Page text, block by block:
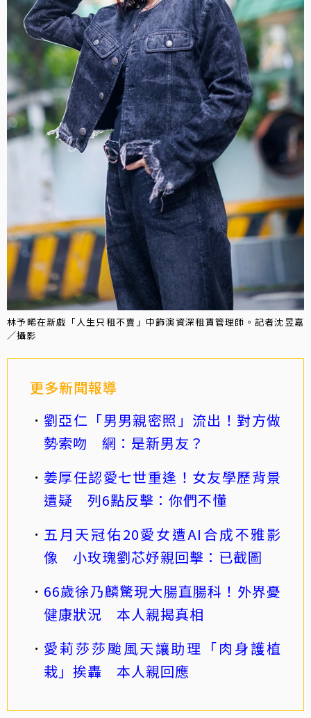
林予晞在新戲「人生只租不賣」中飾演資深租賃管理師。記者沈昱嘉
／攝影
更多新聞報導
劉亞仁「男男親密照」流出！對方做
勢索吻 網：是新男友？
姜厚任認愛七世重逢！女友學歷背景
遭疑 列6點反擊：你們不懂
五月天冠佑20愛女遭AI合成不雅影
像 小玫瑰劉芯妤親回擊：已截圖
66歲徐乃麟驚現大腸直腸科！外界憂
健康狀況 本人親揭真相
愛莉莎莎颱風天讓助理「肉身護植
栽」挨轟 本人親回應